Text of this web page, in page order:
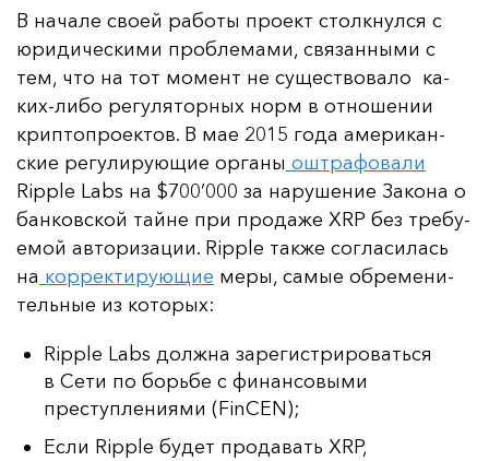
В на­ча­ле сво­ей ра­бо­ты про­ект стол­кнул­ся с
юри­ди­чес­ки­ми проб­ле­ма­ми, свя­зан­ны­ми с
тем, что на тот мо­мент не су­щес­тво­ва­ло ка­
ких-ли­бо ре­гу­ля­тор­ных норм в от­но­ше­нии
крип­топ­ро­ек­тов. В мае 2015 го­да аме­ри­кан­
ские ре­гу­ли­ру­ющие ор­га­ны ош­тра­фо­ва­ли
Ripple Labs на $700’000 за на­ру­ше­ние За­ко­на о
бан­ков­ской тай­не при про­да­же XRP без тре­бу­
емой ав­то­ри­за­ции. Ripple так­же сог­ла­си­лась
на кор­рек­ти­ру­ющие ме­ры, са­мые об­ре­ме­ни­
тель­ные из ко­то­рых:
Ripple Labs должна зарегистрироваться
в Сети по борьбе с финансовыми
преступлениями (FinCEN);
Если Ripple будет продавать XRP,